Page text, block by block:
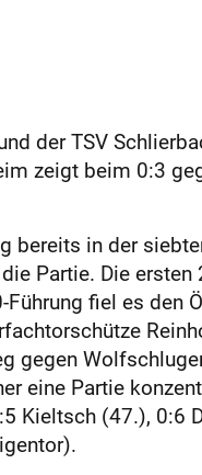
der TSV
zeigt beim 0:3
bereits in der
Partie. Die ersten
fiel es den
gegen
eine Partie
Kieltsch (47.), 0:6